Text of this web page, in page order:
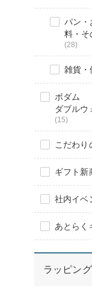
パン・
料・そ
(28)
雑貨・
ボダム
ダブルウ
(15)
こだわり
ギフト新
社内イベ
あとらく
ラッピング